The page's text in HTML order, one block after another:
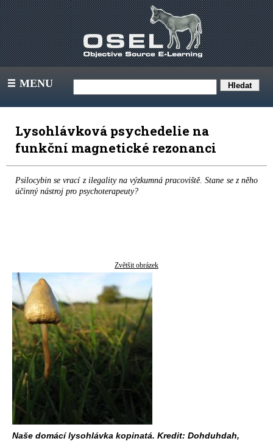
III MENU
Lysohlávková psychedelie na
funkční magnetické rezonanci
Psilocybin se vrací z ilegality na výzkumná pracoviště. Stane se z něho
účinný nástroj pro psychoterapeuty?
Zvětšit obrázek
Naše domácí lysohlávka kopinatá. Kredit: Dohduhdah,